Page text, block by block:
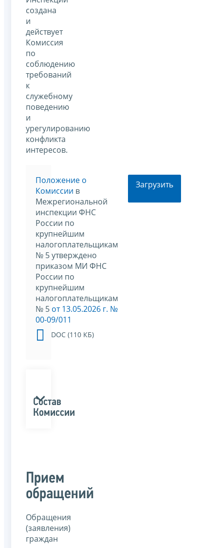
создана
и
действует
Комиссия
по
соблюдению
требований
к
служебному
поведению
и
урегулированию
конфликта
интересов.
Положение о
Комиссии в
Межрегиональной
инспекции ФНС
России по
крупнейшим
налогоплательщикам
№ 5 утверждено
приказом МИ ФНС
России по
крупнейшим
налогоплательщикам
№ 5 от 13.05.2026 г. №
00-09/011
DOC (110 КБ)
Загрузить
Состав
Комиссии
Прием
обращений
Обращения
(заявления)
граждан